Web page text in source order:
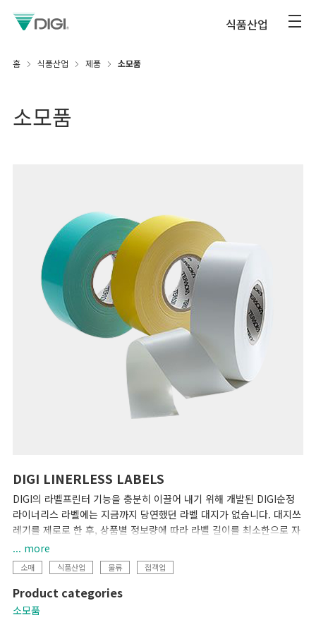
식품산업
홈 식품산업 제품 소모품
소모품
DIGI LINERLESS LABELS
DIGI의 라벨프린터 기능을 충분히 이끌어 내기 위해 개발된 DIGI순정
라이너리스 라벨에는 지금까지 당연했던 라벨 대지가 없습니다. 대지쓰
레기를 제로로 한 후, 상품별 정보량에 따라 라벨 길이를 최소한으로 자
동 조정하기 위해 [대지쓰레기 삭감에 의한 환경부하 저감]과[비용 절감
및 효율화]가 양립합니다.
... more
소매 식품산업 물류 접객업
Product categories
소모품